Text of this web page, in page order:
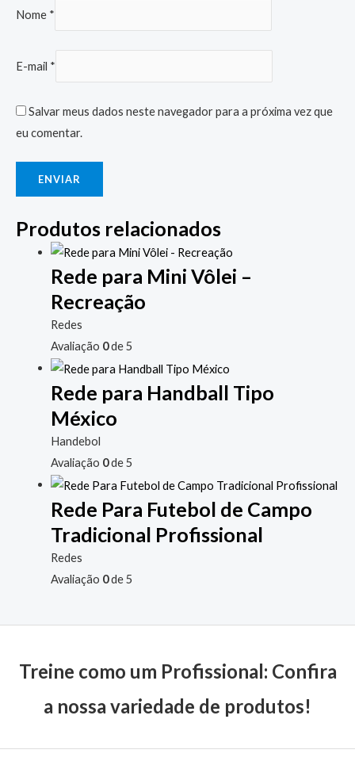
Nome *
E-mail *
Salvar meus dados neste navegador para a próxima vez que
eu comentar.
Produtos relacionados
Rede para Mini Vôlei –
Recreação
Redes
Avaliação 0de 5
Rede para Handball Tipo
México
Handebol
Avaliação 0de 5
Rede Para Futebol de Campo
Tradicional Profissional
Redes
Avaliação 0de 5
Treine como um Profissional: Confira
a nossa variedade de produtos!